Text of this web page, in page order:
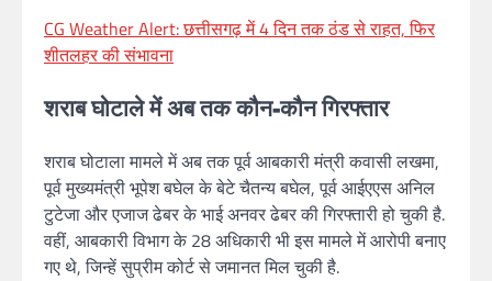
CG Weather Alert: छत्तीसगढ़ में 4 दिन तक ठंड से राहत, फिर
शीतलहर की संभावना
शराब घोटाले में अब तक कौन-कौन गिरफ्तार
शराब घोटाला मामले में अब तक पूर्व आबकारी मंत्री कवासी लखमा,
पूर्व मुख्यमंत्री भूपेश बघेल के बेटे चैतन्य बघेल, पूर्व आईएएस अनिल
टुटेजा और एजाज ढेबर के भाई अनवर ढेबर की गिरफ्तारी हो चुकी है.
वहीं, आबकारी विभाग के 28 अधिकारी भी इस मामले में आरोपी बनाए
गए थे, जिन्हें सुप्रीम कोर्ट से जमानत मिल चुकी है.